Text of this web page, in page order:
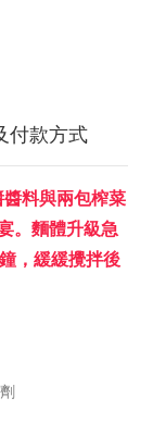
付款方式
料與兩包榨菜
麵體升級急
，緩緩攪拌後